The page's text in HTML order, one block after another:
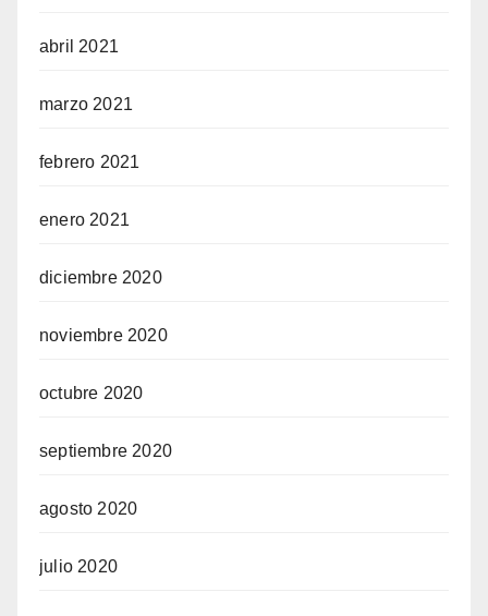
abril 2021
marzo 2021
febrero 2021
enero 2021
diciembre 2020
noviembre 2020
octubre 2020
septiembre 2020
agosto 2020
julio 2020